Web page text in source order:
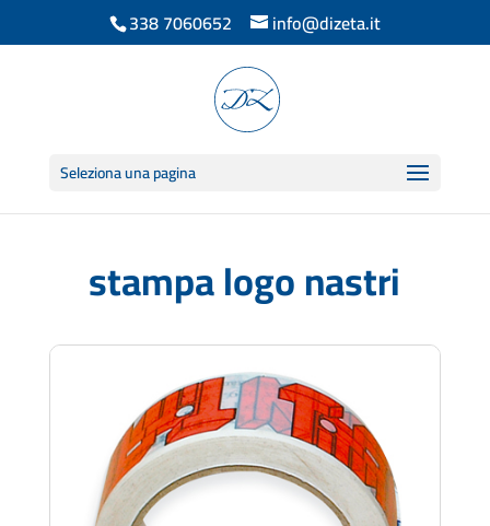
338 7060652 info@dizeta.it
Seleziona una pagina
stampa logo nastri